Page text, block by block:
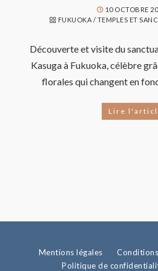
10 OCTOBRE
FUKUOKA / TEMPLES ET
Découverte et visite du
Kasuga à Fukuoka, célèbre
florales qui changent en
Lire
Mentions légales
Politique de